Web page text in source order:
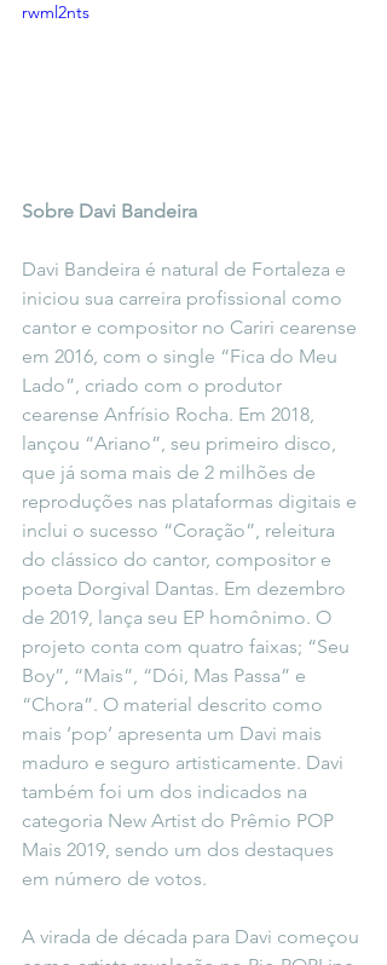
rwml2nts
Sobre Davi Bandeira
Davi Bandeira é natural de Fortaleza e
iniciou sua carreira profissional como
cantor e compositor no Cariri cearense
em 2016, com o single “Fica do Meu
Lado”, criado com o produtor
cearense Anfrísio Rocha. Em 2018,
lançou “Ariano”, seu primeiro disco,
que já soma mais de 2 milhões de
reproduções nas plataformas digitais e
inclui o sucesso “Coração”, releitura
do clássico do cantor, compositor e
poeta Dorgival Dantas. Em dezembro
de 2019, lança seu EP homônimo. O
projeto conta com quatro faixas; “Seu
Boy”, “Mais”, “Dói, Mas Passa” e
“Chora”. O material descrito como
mais ‘pop’ apresenta um Davi mais
maduro e seguro artisticamente. Davi
também foi um dos indicados na
categoria New Artist do Prêmio POP
Mais 2019, sendo um dos destaques
em número de votos.
A virada de década para Davi começou